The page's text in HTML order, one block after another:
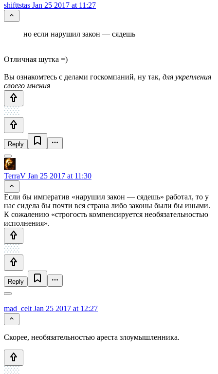
shifttstas Jan 25 2017 at 11:27
но если нарушил закон — сядешь
Отличная шутка =)
Вы ознакомтесь с делами госкомпаний, ну так, для укрепления
своего мнения
Reply
TerraV Jan 25 2017 at 11:30
Если бы императив «нарушил закон — сядешь» работал, то у
нас сидела бы почти вся страна либо законы были бы иными.
К сожалению «строгость компенсируется необязательностью
исполнения».
Reply
mad_celt Jan 25 2017 at 12:27
Скорее, необязательностью ареста злоумышленника.